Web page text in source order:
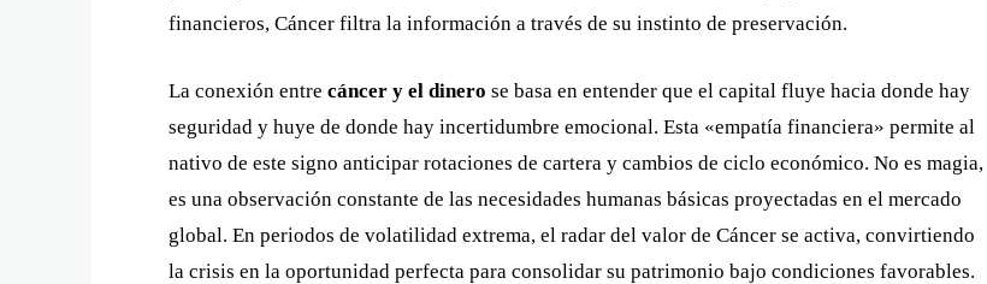
financieros, Cáncer filtra la información a través de su instinto de preservación.
La conexión entre cáncer y el dinero se basa en entender que el capital fluye hacia donde hay
seguridad y huye de donde hay incertidumbre emocional. Esta «empatía financiera» permite al
nativo de este signo anticipar rotaciones de cartera y cambios de ciclo económico. No es magia,
es una observación constante de las necesidades humanas básicas proyectadas en el mercado
global. En periodos de volatilidad extrema, el radar del valor de Cáncer se activa, convirtiendo
la crisis en la oportunidad perfecta para consolidar su patrimonio bajo condiciones favorables.